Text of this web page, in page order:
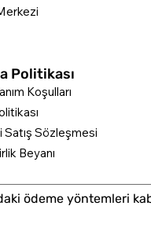
Politikası
Koşulları
Satış Sözleşmesi
Beyanı
ödeme yöntemleri